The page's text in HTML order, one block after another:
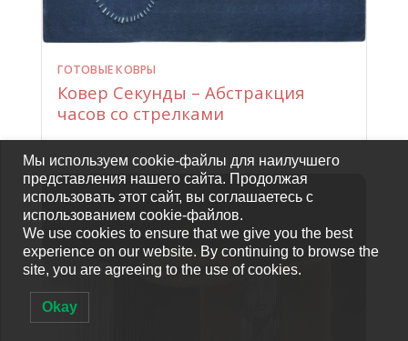
ГОТОВЫЕ КОВРЫ
Ковер Секунды – Абстракция
часов со стрелками
Мы используем cookie-файлы для наилучшего
представления нашего сайта. Продолжая
использовать этот сайт, вы соглашаетесь с
использованием cookie-файлов.
We use cookies to ensure that we give you the best
experience on our website. By continuing to browse the
site, you are agreeing to the use of cookies.
Okay